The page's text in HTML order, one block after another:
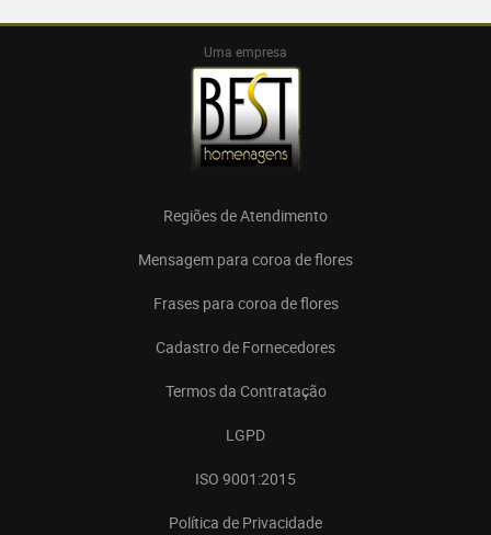
Uma empresa
Regiões de Atendimento
Mensagem para coroa de flores
Frases para coroa de flores
Cadastro de Fornecedores
Termos da Contratação
LGPD
ISO 9001:2015
Política de Privacidade